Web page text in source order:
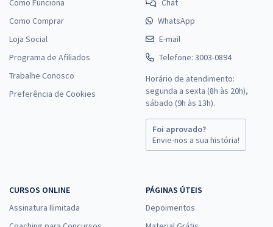
Como Funciona
Como Comprar
Loja Social
Programa de Afiliados
Trabalhe Conosco
Preferência de Cookies
Chat
WhatsApp
E-mail
Telefone: 3003-0894
Horário de atendimento:
segunda a sexta (8h às 20h),
sábado (9h às 13h).
Foi aprovado?
Envie-nos a sua história!
CURSOS ONLINE
Assinatura Ilimitada
PÁGINAS ÚTEIS
Depoimentos